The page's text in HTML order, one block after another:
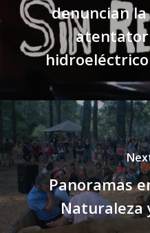
denuncian
Panoramas
Naturaleza